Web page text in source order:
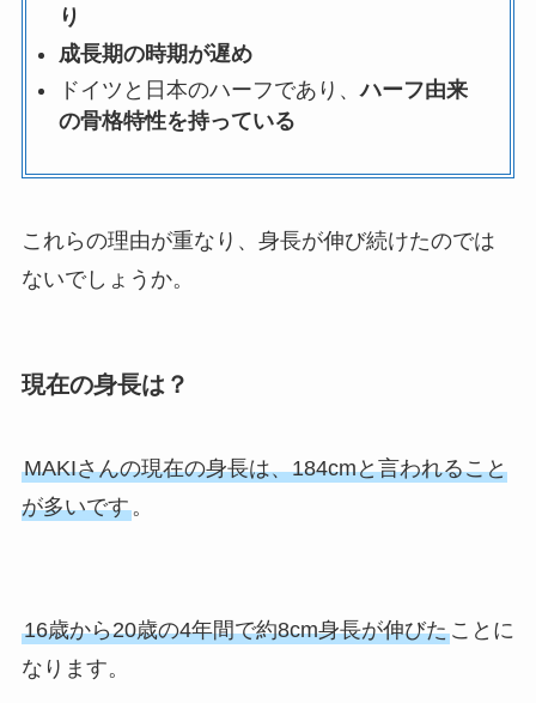
り
成長期の時期が遅め
ドイツと日本のハーフであり、ハーフ由来
の骨格特性を持っている
これらの理由が重なり、身長が伸び続けたのでは
ないでしょうか。
現在の身長は？
MAKIさんの現在の身長は、184cmと言われること
が多いです。
16歳から20歳の4年間で約8cm身長が伸びたことに
なります。